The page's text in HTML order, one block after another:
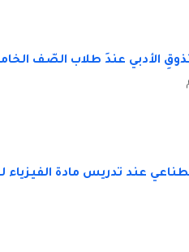
الأدبي عندَ طلاب الصّف
عند تدريس مادة الفيزياء